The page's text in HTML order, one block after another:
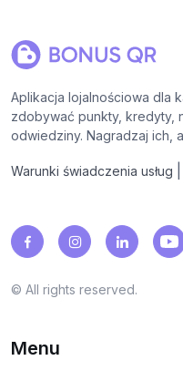
Aplikacja lojalnościowa dla
zdobywać punkty, kredyty,
odwiedziny. Nagradzaj ich,
Warunki świadczenia usług
© All rights reserved.
Menu